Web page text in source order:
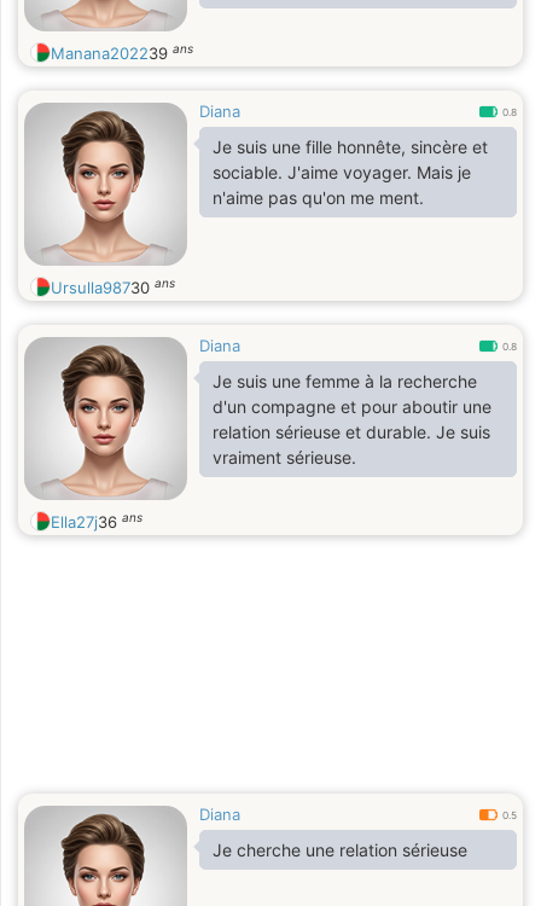
Manana202239 ans
Diana 0.8
Je suis une fille honnête, sincère et
sociable. J'aime voyager. Mais je
n'aime pas qu'on me ment.
Ursulla98730 ans
Diana 0.8
Je suis une femme à la recherche
d'un compagne et pour aboutir une
relation sérieuse et durable. Je suis
vraiment sérieuse.
Ella27j36 ans
Diana 0.5
Je cherche une relation sérieuse